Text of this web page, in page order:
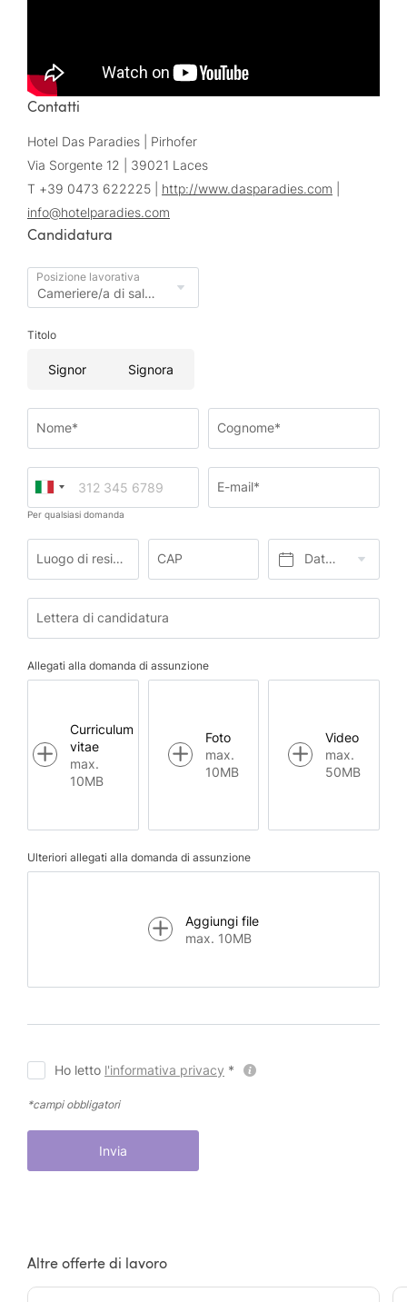
Contatti
Hotel Das Paradies | Pirhofer
Via Sorgente 12 | 39021 Laces
T +39 0473 622225 | http://www.dasparadies.com
info@hotelparadies.com
Candidatura
Posizione lavorativa
Titolo
Signor Signora
Nome* Cognome*
Per qualsiasi domanda
E-mail*
Luogo di residenza* CAP Data di nascita*
Lettera di candidatura
Allegati alla domanda di assunzione
Curriculum
vitae
max.
10MB
Foto
max.
10MB
Video
max.
50MB
Ulteriori allegati alla domanda di assunzione
Aggiungi file
max. 10MB
Ho letto l'informativa privacy *
*campi obbligatori
Invia
Altre offerte di lavoro